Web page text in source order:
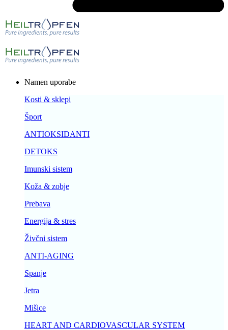
Namen uporabe
Kosti & sklepi
Šport
ANTIOKSIDANTI
DETOKS
Imunski sistem
Koža & zobje
Prebava
Energija & stres
Živčni sistem
ANTI-AGING
Spanje
Jetra
Mišice
HEART AND CARDIOVASCULAR SYSTEM